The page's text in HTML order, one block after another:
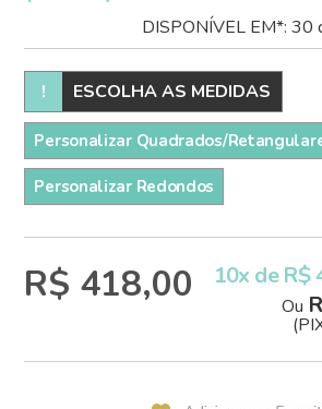
DISPONÍVEL EM*: 30
! ESCOLHA AS MEDIDAS
Personalizar Quadrados/
Personalizar Redondos
R$ 418,00 10x de R$
Ou